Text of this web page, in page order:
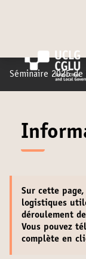
Séminaire 2025 de
Sur cette
logistiques
déroulement
Vous pouvez
complète en